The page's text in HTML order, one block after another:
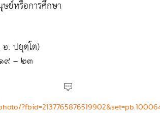
ษย์หรือการศึกษา
. ปยุตฺโต)
๙ – ๒๓